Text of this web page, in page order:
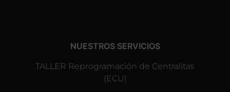
NUESTROS SERVICIOS
TALLER Reprogramación de Centralitas
(ECU)